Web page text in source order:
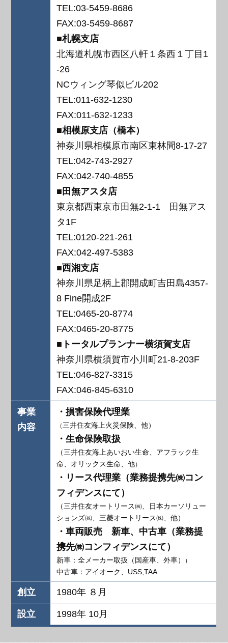
TEL:03-5459-8686
FAX:03-5459-8687
■札幌支店
北海道札幌市西区八軒１条西１丁目1
-26
NCウィング琴似ビル202
TEL:011-632-1230
FAX:011-632-1233
■相模原支店（橋本）
神奈川県相模原市南区東林間8-17-27
TEL:042-743-2927
FAX:042-740-4855
■田無アスタ店
東京都西東京市田無2-1-1 田無アス
タ1F
TEL:0120-221-261
FAX:042-497-5383
■西湘支店
神奈川県足柄上郡開成町吉田島4357-
8 Fine開成2F
TEL:0465-20-8774
FAX:0465-20-8775
■トータルプランナー横須賀支店
神奈川県横須賀市小川町21-8-203F
TEL:046-827-3315
FAX:046-845-6310
事業
内容
・損害保険代理業
（三井住友海上火災保険、他）
・生命保険取扱
（三井住友海上あいおい生命、アフラック生
命、オリックス生命、他）
・リース代理業（業務提携先㈱コン
フィデンスにて）
（三井住友オートリース㈱、日本カーソリュー
ションズ㈱、三菱オートリース㈱、他）
・車両販売 新車、中古車（業務提
携先㈱コンフィデンスにて）
新車：全メーカー取扱（国産車、外車） ）
中古車：アイオーク、USS,TAA
創立 1980年 ８月
設立 1998年 10月